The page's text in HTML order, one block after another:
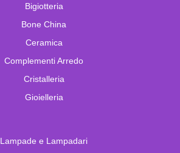
Bigiotteria
Bone China
Ceramica
Complementi Arredo
Cristalleria
Gioielleria
Lampade e Lampadari